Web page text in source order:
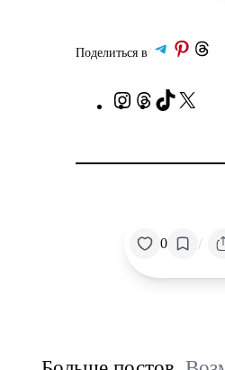
Поделиться в/Поделиться в Telegram
Поделиться в Pinterest
Поделиться в
Instagram
ПотокиTikTok
0 /